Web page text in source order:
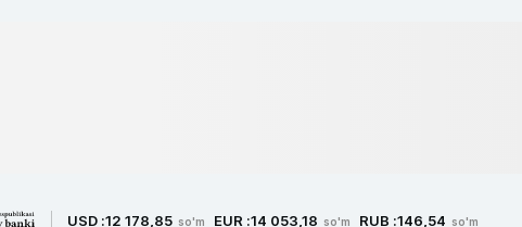
USD :12 178,85 so'm EUR :14 053,18 so'm RUB :146,54 so'm